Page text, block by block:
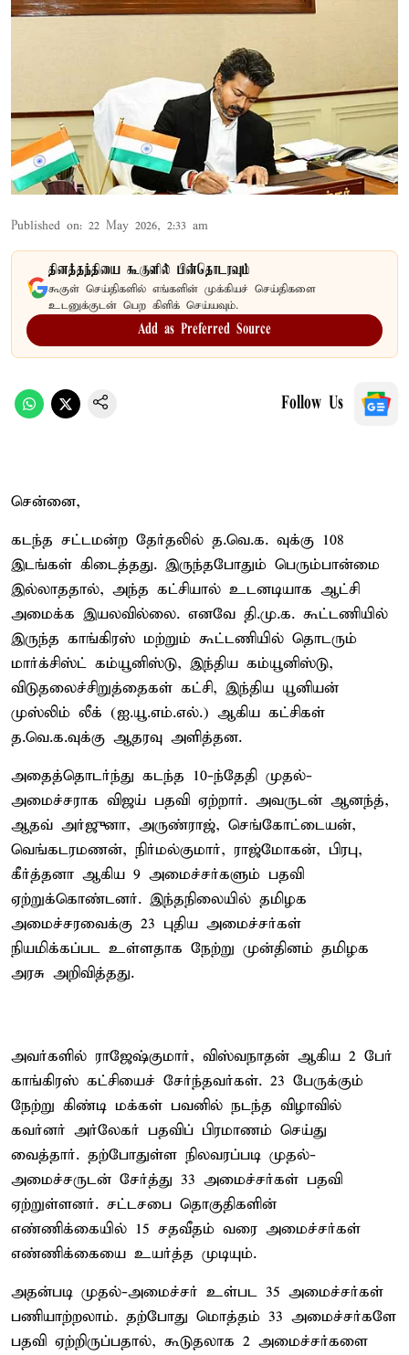
Published on: 22 May 2026, 2:33 am
தினத்தந்தியை கூகுளில் பின்தொடரவும்
கூகுள் செய்திகளில் எங்களின் முக்கியச் செய்திகளை
உடனுக்குடன் பெற கிளிக் செய்யவும்.
Add as Preferred Source
Follow Us
சென்னை,
கடந்த சட்டமன்ற தேர்தலில் த.வெ.க. வுக்கு 108
இடங்கள் கிடைத்தது. இருந்தபோதும் பெரும்பான்மை
இல்லாததால், அந்த கட்சியால் உடனடியாக ஆட்சி
அமைக்க இயலவில்லை. எனவே தி.மு.க. கூட்டணியில்
இருந்த காங்கிரஸ் மற்றும் கூட்டணியில் தொடரும்
மார்க்சிஸ்ட் கம்யூனிஸ்டு, இந்திய கம்யூனிஸ்டு,
விடுதலைச்சிறுத்தைகள் கட்சி, இந்திய யூனியன்
முஸ்லிம் லீக் (ஐ.யூ.எம்.எல்.) ஆகிய கட்சிகள்
த.வெ.க.வுக்கு ஆதரவு அளித்தன.
அதைத்தொடர்ந்து கடந்த 10-ந்தேதி முதல்-
அமைச்சராக விஜய் பதவி ஏற்றார். அவருடன் ஆனந்த்,
ஆதவ் அர்ஜுனா, அருண்ராஜ், செங்கோட்டையன்,
வெங்கடரமணன், நிர்மல்குமார், ராஜ்மோகன், பிரபு,
கீர்த்தனா ஆகிய 9 அமைச்சர்களும் பதவி
ஏற்றுக்கொண்டனர். இந்தநிலையில் தமிழக
அமைச்சரவைக்கு 23 புதிய அமைச்சர்கள்
நியமிக்கப்பட உள்ளதாக நேற்று முன்தினம் தமிழக
அரசு அறிவித்தது.
அவர்களில் ராஜேஷ்குமார், விஸ்வநாதன் ஆகிய 2 பேர்
காங்கிரஸ் கட்சியைச் சேர்ந்தவர்கள். 23 பேருக்கும்
நேற்று கிண்டி மக்கள் பவனில் நடந்த விழாவில்
கவர்னர் அர்லேகர் பதவிப் பிரமாணம் செய்து
வைத்தார். தற்போதுள்ள நிலவரப்படி முதல்-
அமைச்சருடன் சேர்த்து 33 அமைச்சர்கள் பதவி
ஏற்றுள்ளனர். சட்டசபை தொகுதிகளின்
எண்ணிக்கையில் 15 சதவீதம் வரை அமைச்சர்கள்
எண்ணிக்கையை உயர்த்த முடியும்.
அதன்படி முதல்-அமைச்சர் உள்பட 35 அமைச்சர்கள்
பணியாற்றலாம். தற்போது மொத்தம் 33 அமைச்சர்களே
பதவி ஏற்றிருப்பதால், கூடுதலாக 2 அமைச்சர்களை